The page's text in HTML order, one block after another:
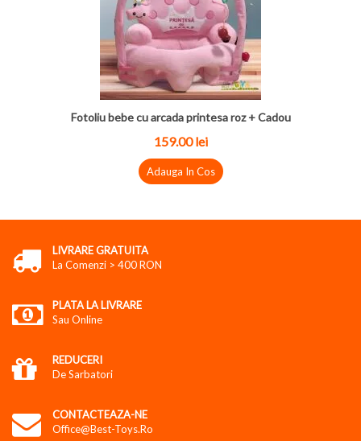
Fotoliu bebe cu arcada printesa roz + Cadou
159.00 lei
Adauga In Cos
LIVRARE GRATUITA
La Comenzi > 400 RON
PLATA LA LIVRARE
Sau Online
REDUCERI
De Sarbatori
CONTACTEAZA-NE
Office@best-Toys.ro